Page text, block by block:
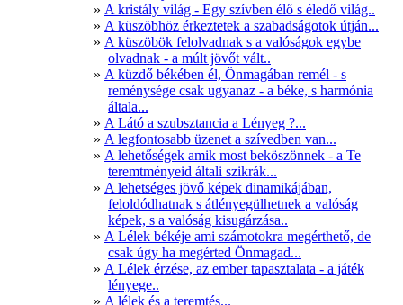
A kristály világ - Egy szívben élő s éledő világ..
A küszöbhöz érkeztetek a szabadságotok útján...
A küszöbök felolvadnak s a valóságok egybe
olvadnak - a múlt jövőt vált..
A küzdő békében él, Önmagában remél - s
reménysége csak ugyanaz - a béke, s harmónia
általa...
A Látó a szubsztancia a Lényeg ?...
A legfontosabb üzenet a szívedben van...
A lehetőségek amik most beköszönnek - a Te
teremtményeid általi szikrák...
A lehetséges jövő képek dinamikájában,
feloldódhatnak s átlényegülhetnek a valóság
képek, s a valóság kisugárzása..
A Lélek békéje ami számotokra megérthető, de
csak úgy ha megérted Önmagad...
A Lélek érzése, az ember tapasztalata - a játék
lényege..
A lélek és a teremtés...